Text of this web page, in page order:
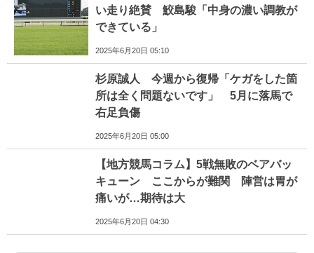
い走り絶賛 鮫島駿「中身の濃い調教が
できている」
2025年6月20日 05:10
杉原誠人 今週から復帰「ケガをした箇
所は全く問題ないです」 5月に落馬で
右足負傷
2025年6月20日 05:00
【地方競馬コラム】5戦無敗のベアバッ
キューン ここからが難関 陣営は胃が
痛いが…期待は大
2025年6月20日 04:30